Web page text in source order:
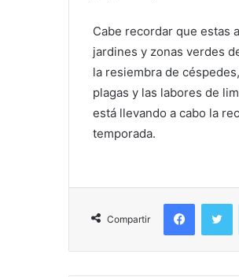
Cabe recordar que estas
jardines y zonas verdes
la resiembra de
plagas y las labores de
está llevando a cabo la
temporada.
Compartir